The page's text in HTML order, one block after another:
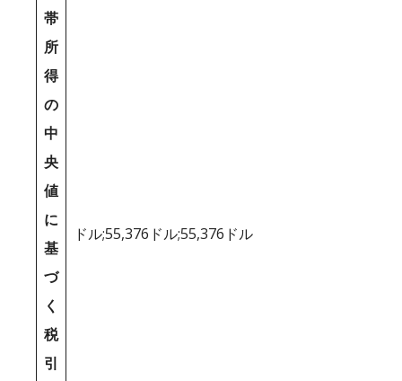
帯
所
得
の
中
央
値
に
基
づ
く
税
引
ドル;55,376ドル;55,376ドル